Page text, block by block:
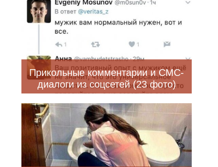
Прикольные комментарии и СМС-
диалоги из соцсетей (23 фото)